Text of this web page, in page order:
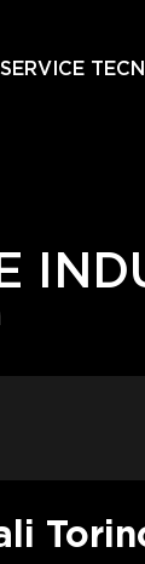
SERVICE